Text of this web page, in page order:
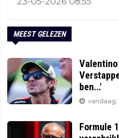
MEEST GELEZEN
ben...'
vandaag,
Formule